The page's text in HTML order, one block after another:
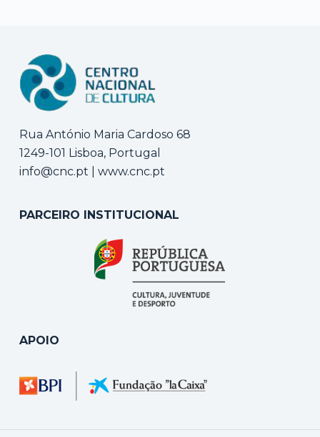
Rua António Maria Cardoso 68
1249-101 Lisboa, Portugal
info@cnc.pt
www.cnc.pt
PARCEIRO INSTITUCIONAL
APOIO